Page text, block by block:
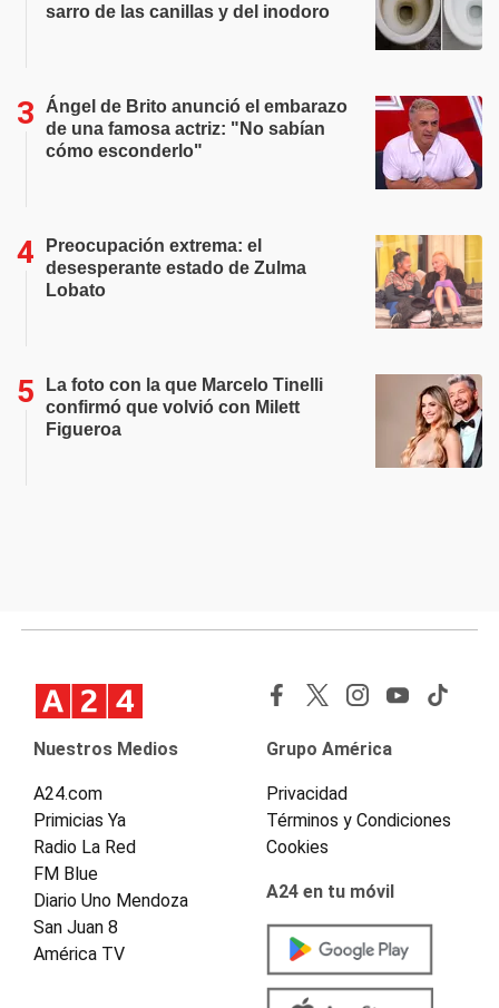
sarro de las canillas y del inodoro
Ángel de Brito anunció el embarazo
de una famosa actriz: "No sabían
cómo esconderlo"
Preocupación extrema: el
desesperante estado de Zulma
Lobato
La foto con la que Marcelo Tinelli
confirmó que volvió con Milett
Figueroa
Nuestros Medios
A24.com
Primicias Ya
Radio La Red
FM Blue
Diario Uno Mendoza
San Juan 8
América TV
Grupo América
Privacidad
Términos y Condiciones
Cookies
A24 en tu móvil